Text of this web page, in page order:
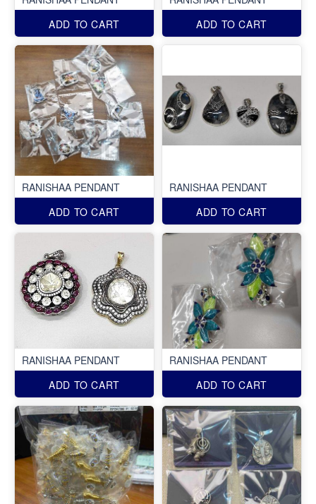
ADD TO CART
ADD TO CART
RANISHAA PENDANT
ADD TO CART
RANISHAA PENDANT
ADD TO CART
RANISHAA PENDANT
ADD TO CART
RANISHAA PENDANT
ADD TO CART